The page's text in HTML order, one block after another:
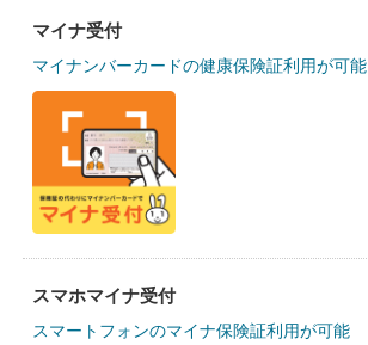
マイナ受付
マイナンバーカードの健康保険証利用が可能
スマホマイナ受付
スマートフォンのマイナ保険証利用が可能